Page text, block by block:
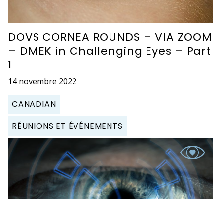
DOVS CORNEA ROUNDS – VIA ZOOM
– DMEK in Challenging Eyes – Part
1
14 novembre 2022
CANADIAN
RÉUNIONS ET ÉVÉNEMENTS